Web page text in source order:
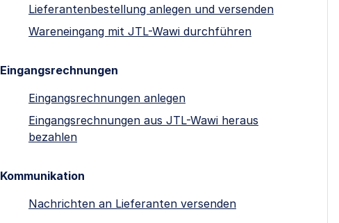
Lieferantenbestellung anlegen und versenden
Wareneingang mit JTL-Wawi durchführen
Eingangsrechnungen
Eingangsrechnungen anlegen
Eingangsrechnungen aus JTL-Wawi heraus
bezahlen
Kommunikation
Nachrichten an Lieferanten versenden